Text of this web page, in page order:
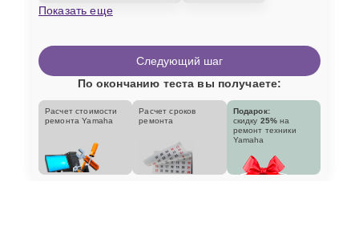
Показать еще
Следующий шаг
По окончанию теста вы получаете:
Расчет стоимости
ремонта Yamaha
Расчет сроков
ремонта
Подарок:
скидку 25% на
ремонт техники
Yamaha